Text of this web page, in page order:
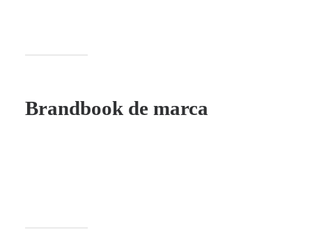
Brandbook de marca